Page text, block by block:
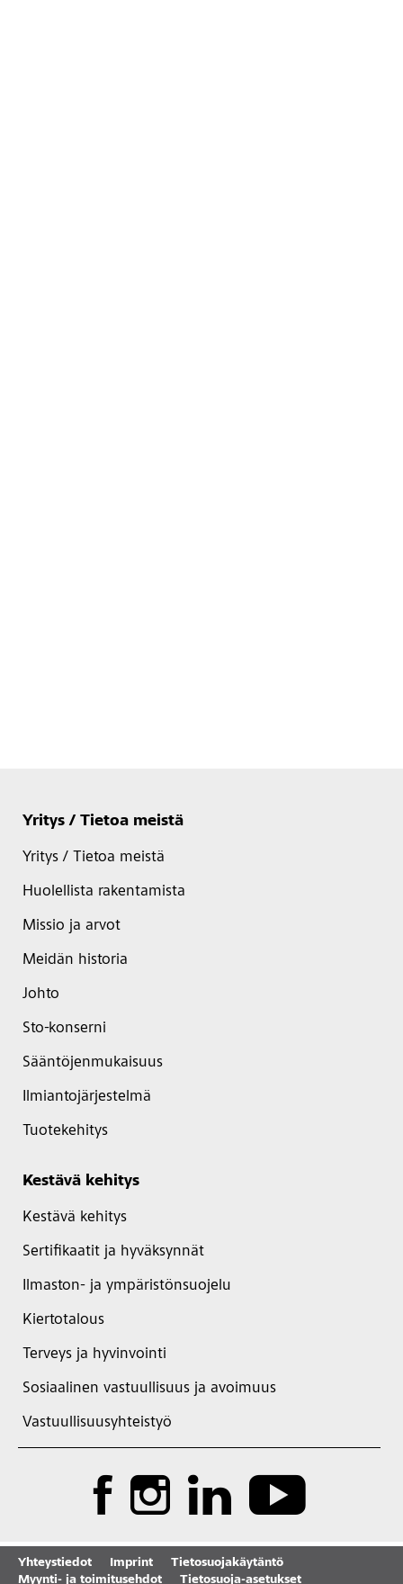
Yritys / Tietoa meistä
Yritys / Tietoa meistä
Huolellista rakentamista
Missio ja arvot
Meidän historia
Johto
Sto-konserni
Sääntöjenmukaisuus
Ilmiantojärjestelmä
Tuotekehitys
Kestävä kehitys
Kestävä kehitys
Sertifikaatit ja hyväksynnät
Ilmaston- ja ympäristönsuojelu
Kiertotalous
Terveys ja hyvinvointi
Sosiaalinen vastuullisuus ja avoimuus
Vastuullisuusyhteistyö
Yhteystiedot Imprint
Tietosuojakäytäntö
Myynti- ja toimitusehdot
Tietosuoja-asetukset